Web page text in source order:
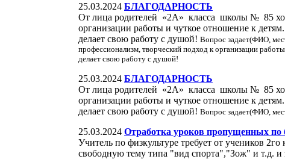
25.03.2024 БЛАГОДАРНОСТЬ
От лица родителей «2А» класса школы № 85
организации работы и чуткое отношение к
делает свою работу с душой! Вопрос задает(ФИО,
профессионализм, творческий подход к организации
делает свою работу с душой!
25.03.2024 БЛАГОДАРНОСТЬ
От лица родителей «2А» класса школы № 85
организации работы и чуткое отношение к
делает свою работу с душой! Вопрос задает(ФИО,
25.03.2024 Отработка уроков пропущенных по
Учитель по физкультуре требует от учеников
свободную тему типа "вид спорта","Зож" и т.д. и